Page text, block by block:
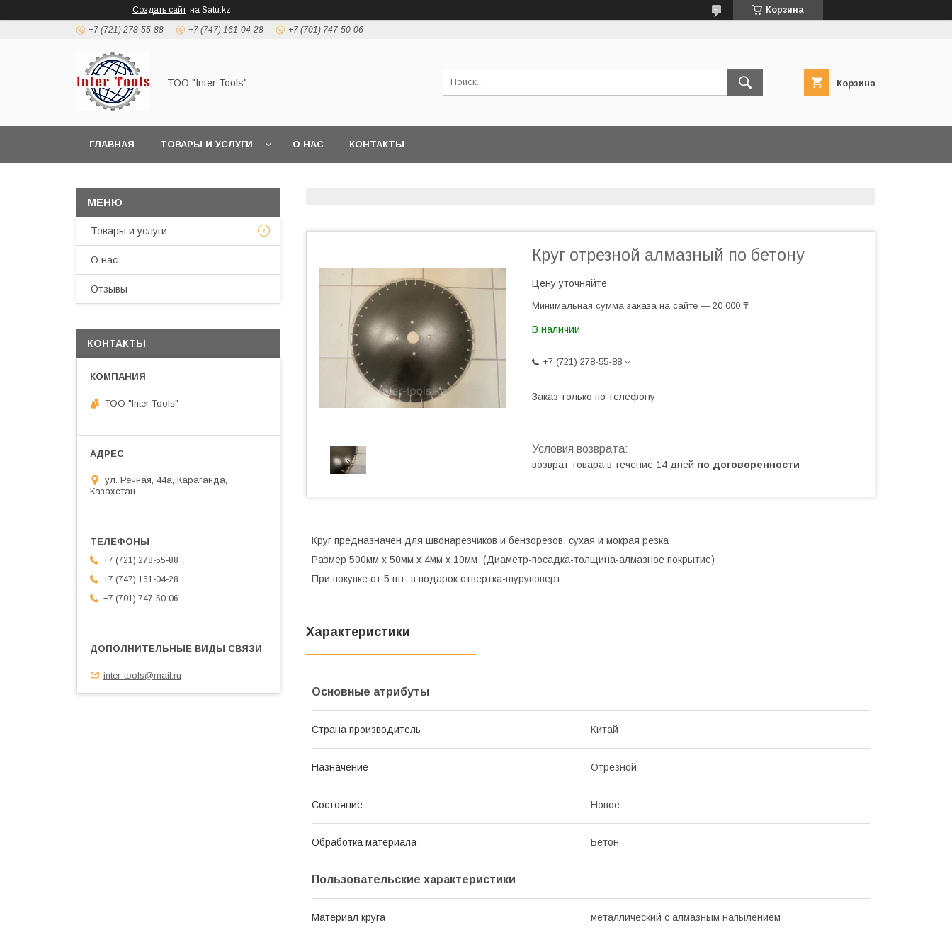
Создать сайт на Satu.kz Корзина
+7 (721) 278-55-88 +7 (747) 161-04-28 +7 (701) 747-50-06
ТОО "Inter Tools" Корзина
ГЛАВНАЯ ТОВАРЫ И УСЛУГИ О НАС КОНТАКТЫ
Круг отрезной алмазный по бетону
Цену уточняйте
Минимальная сумма заказа на сайте — 20 000 ₸
В наличии
+7 (721) 278-55-88
Заказ только по телефону
возврат товара в течение 14 дней по договоренности
Круг предназначен для швонарезчиков и бензорезов, сухая и мокрая резка
Размер 500мм х 50мм х 4мм х 10мм (Диаметр-посадка-толщина-алмазное покрытие)
При покупке от 5 шт. в подарок отвертка-шуруповерт
Характеристики
Основные атрибуты
Страна производитель Китай
Назначение Отрезной
Состояние Новое
Обработка материала Бетон
Пользовательские характеристики
Материал круга металлический с алмазным напылением
Товары и услуги
О нас
Отзывы
КОНТАКТЫ
ТОО "Inter Tools"
ул. Речная, 44а, Караганда,
Казахстан
+7 (721) 278-55-88
+7 (747) 161-04-28
+7 (701) 747-50-06
inter-tools@mail.ru